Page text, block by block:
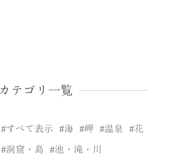
カテゴリ一覧
すべて表示 海 岬 温泉 花
洞窟・島 池・滝・川